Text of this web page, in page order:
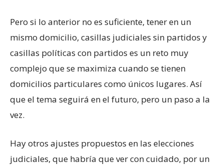
Pero si lo anterior no es suficiente, tener en un
mismo domicilio, casillas judiciales sin partidos y
casillas políticas con partidos es un reto muy
complejo que se maximiza cuando se tienen
domicilios particulares como únicos lugares. Así
que el tema seguirá en el futuro, pero un paso a la
vez.
Hay otros ajustes propuestos en las elecciones
judiciales, que habría que ver con cuidado, por un